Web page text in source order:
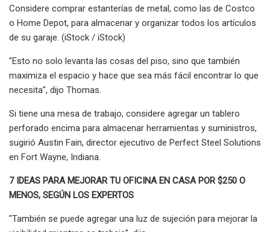
Considere comprar estanterías de metal, como las de Costco
o Home Depot, para almacenar y organizar todos los artículos
de su garaje. (iStock / iStock)
"Esto no solo levanta las cosas del piso, sino que también
maximiza el espacio y hace que sea más fácil encontrar lo que
necesita", dijo Thomas.
Si tiene una mesa de trabajo, considere agregar un tablero
perforado encima para almacenar herramientas y suministros,
sugirió Austin Fain, director ejecutivo de Perfect Steel Solutions
en Fort Wayne, Indiana.
7 IDEAS PARA MEJORAR TU OFICINA EN CASA POR $250 O
MENOS, SEGÚN LOS EXPERTOS
"También se puede agregar una luz de sujeción para mejorar la